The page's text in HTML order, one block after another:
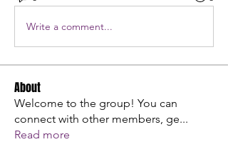
Write a comment...
About
Welcome to the group! You can
connect with other members, ge...
Read more